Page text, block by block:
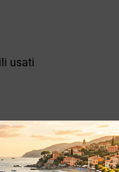
usati
usati